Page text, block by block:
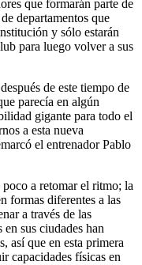
que formarán parte de
departamentos que
y sólo estarán
para luego volver a sus
de este tiempo de
parecía en algún
gigante para todo el
a esta nueva
el entrenador Pablo
a retomar el ritmo; la
formas diferentes a las
a través de las
sus ciudades han
así que en esta primera
capacidades físicas en